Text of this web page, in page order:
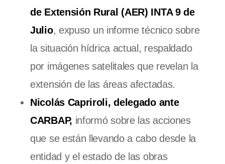
de Extensión Rural (AER) INTA 9 de
Julio, expuso un informe técnico sobre
la situación hídrica actual, respaldado
por imágenes satelitales que revelan la
extensión de las áreas afectadas.
Nicolás Capriroli, delegado ante
CARBAP, informó sobre las acciones
que se están llevando a cabo desde la
entidad y el estado de las obras